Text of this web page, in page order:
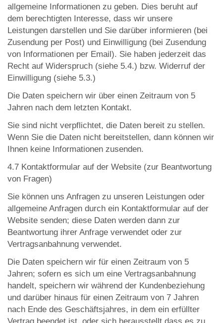
allgemeine Informationen zu geben. Dies beruht auf
dem berechtigten Interesse, dass wir unsere
Leistungen darstellen und Sie darüber informieren (bei
Zusendung per Post) und Einwilligung (bei Zusendung
von Informationen per Email). Sie haben jederzeit das
Recht auf Widerspruch (siehe 5.4.) bzw. Widerruf der
Einwilligung (siehe 5.3.)
Die Daten speichern wir über einen Zeitraum von 5
Jahren nach dem letzten Kontakt.
Sie sind nicht verpflichtet, die Daten bereit zu stellen.
Wenn Sie die Daten nicht bereitstellen, dann können wir
Ihnen keine Informationen zusenden.
4.7 Kontaktformular auf der Website (zur Beantwortung
von Fragen)
Sie können uns Anfragen zu unseren Leistungen oder
allgemeine Anfragen durch ein Kontaktformular auf der
Website senden; diese Daten werden dann zur
Beantwortung ihrer Anfrage verwendet oder zur
Vertragsanbahnung verwendet.
Die Daten speichern wir für einen Zeitraum von 5
Jahren; sofern es sich um eine Vertragsanbahnung
handelt, speichern wir während der Kundenbeziehung
und darüber hinaus für einen Zeitraum von 7 Jahren
nach Ende des Geschäftsjahres, in dem ein erfüllter